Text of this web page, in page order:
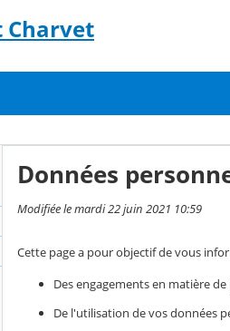
Charvet
Données
Modifiée le mardi 22 juin 2021 10:59
Cette page a pour objectif de vous
Des engagements en matière
De l'utilisation de vos données